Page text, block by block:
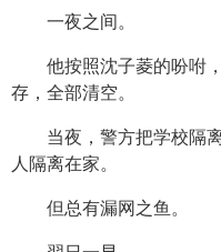
一夜之间。
他按照沈子菱的吩咐
存，全部清空。
当夜，警方把学校隔
人隔离在家。
但总有漏网之鱼。